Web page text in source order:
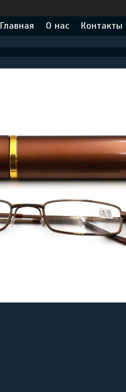
Главная О нас Контакты